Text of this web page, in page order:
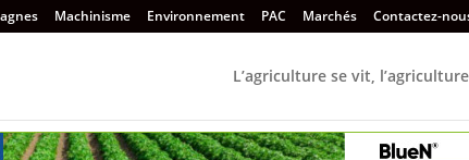
Machinisme Environnement PAC Marchés Contactez-
L’agriculture se vit,